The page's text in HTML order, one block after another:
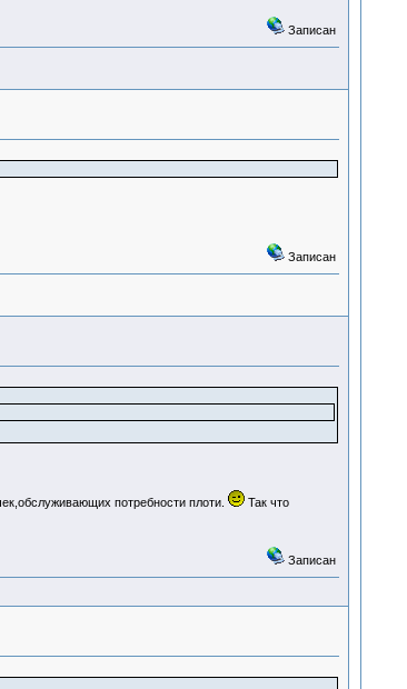
Записан
Записан
потребности плоти.
Так что
Записан